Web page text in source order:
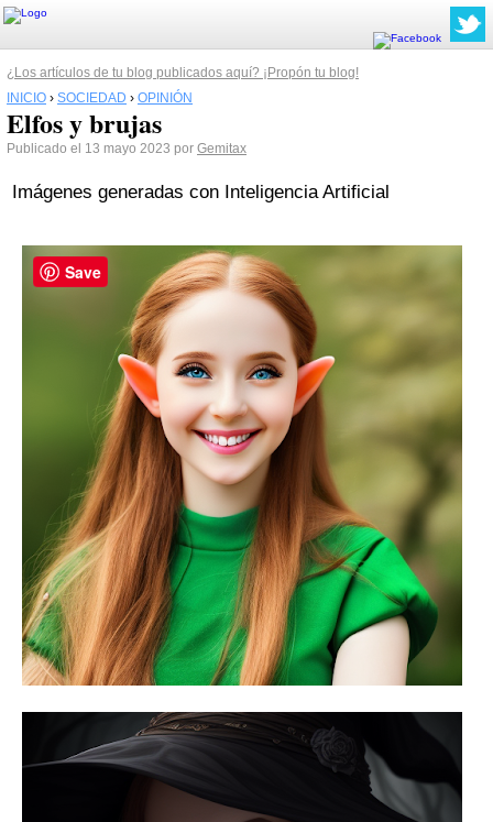
¿Los artículos de tu blog publicados aquí? ¡Propón tu blog!
INICIO › SOCIEDAD › OPINIÓN
Elfos y brujas
Publicado el 13 mayo 2023 por Gemitax
Imágenes generadas con Inteligencia Artificial
Save